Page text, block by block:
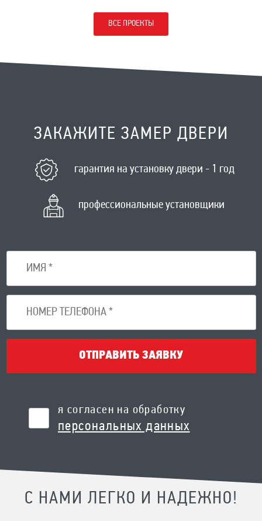
ВСЕ ПРОЕКТЫ
ЗАКАЖИТЕ ЗАМЕР ДВЕРИ
гарантия на установку двери - 1 год
профессиональные установщики
ОТПРАВИТЬ ЗАЯВКУ
я согласен на обработку
персональных данных
С НАМИ ЛЕГКО И НАДЕЖНО!